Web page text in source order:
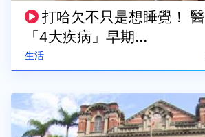
生活
打哈欠不只是想睡覺！
「4大疾病」早期...